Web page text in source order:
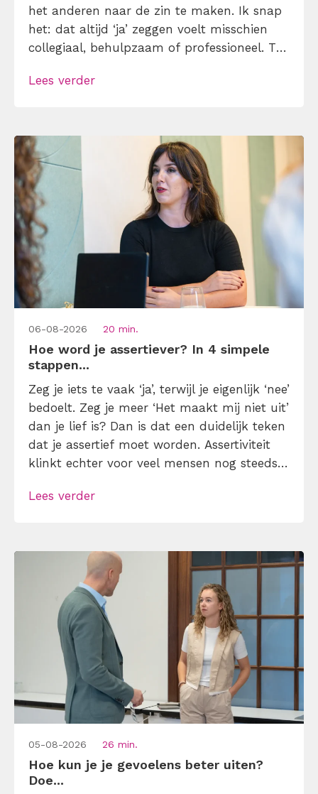
het anderen naar de zin te maken. Ik snap
het: dat altijd ‘ja’ zeggen voelt misschien
collegiaal, behulpzaam of professioneel. Tot
andermans prioriteiten en je eigen werk
[…]
Lees verder
06-08-2026 20 min.
Hoe word je assertiever? In 4 simpele
stappen...
Zeg je iets te vaak ‘ja’, terwijl je eigenlijk ‘nee’
bedoelt. Zeg je meer ‘Het maakt mij niet uit’
dan je lief is? Dan is dat een duidelijk teken
dat je assertief moet worden. Assertiviteit
klinkt echter voor veel mensen nog steeds
maar dat is niet zo. Assertiviteit draait juist
Lees verder
05-08-2026 26 min.
Hoe kun je je gevoelens beter uiten?
Doe...